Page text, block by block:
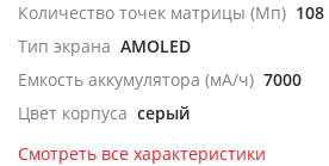
Количество точек матрицы (Мп) 108
Тип экрана AMOLED
Емкость аккумулятора (мА/ч) 7000
Цвет корпуса серый
Смотреть все характеристики